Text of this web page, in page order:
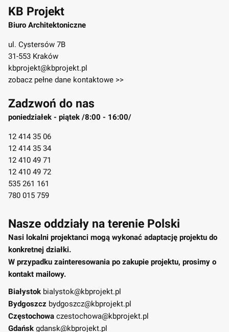
KB Projekt
Biuro Architektoniczne
ul. Cystersów 7B
31-553 Kraków
kbprojekt@kbprojekt.pl
zobacz pełne dane kontaktowe >>
Zadzwoń do nas
poniedziałek - piątek /8:00 - 16:00/
12 414 35 06
12 414 35 34
12 410 49 71
12 410 49 72
535 261 161
780 015 759
Nasze oddziały na terenie Polski
Nasi lokalni projektanci mogą wykonać adaptację projektu do
konkretnej działki.
W przypadku zainteresowania po zakupie projektu, prosimy o
kontakt mailowy.
Białystok bialystok@kbprojekt.pl
Bydgoszcz bydgoszcz@kbprojekt.pl
Częstochowa czestochowa@kbprojekt.pl
Gdańsk gdansk@kbprojekt.pl